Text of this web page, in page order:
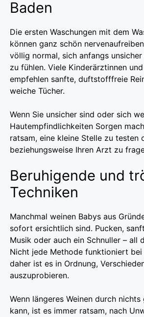
Baden
Die ersten Waschungen mit dem
können ganz schön
völlig normal, sich anfangs
zu fühlen. Viele Kinderärztinnen
empfehlen sanfte, duftstofffreie
weiche Tücher.
Wenn Sie unsicher sind oder sich
Hautempfindlichkeiten Sorgen
ratsam, eine kleine Stelle zu testen
beziehungsweise Ihren Arzt zu
Beruhigende und
Techniken
Manchmal weinen Babys aus
sofort ersichtlich sind. Pucken,
Musik oder auch ein Schnuller – all
Nicht jede Methode funktioniert bei
daher ist es in Ordnung,
auszuprobieren.
Wenn längeres Weinen durch
kann, ist es immer ratsam, nach